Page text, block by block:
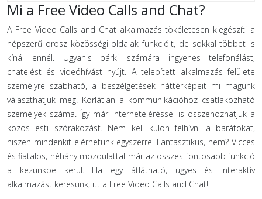
Mi a Free Video Calls and Chat?
A Free Video Calls and Chat alkalmazás tökéletesen kiegészíti a
népszerű orosz közösségi oldalak funkcióit, de sokkal többet is
kínál ennél. Ugyanis bárki számára ingyenes telefonálást,
chatelést és videóhívást nyújt. A telepített alkalmazás felülete
személyre szabható, a beszélgetések háttérképeit mi magunk
választhatjuk meg. Korlátlan a kommunikációhoz csatlakozható
személyek száma. Így már interneteléréssel is összehozhatjuk a
közös esti szórakozást. Nem kell külön felhívni a barátokat,
hiszen mindenkit elérhetünk egyszerre. Fantasztikus, nem? Vicces
és fiatalos, néhány mozdulattal már az összes fontosabb funkció
a kezünkbe kerül. Ha egy átlátható, ügyes és interaktív
alkalmazást keresünk, itt a Free Video Calls and Chat!